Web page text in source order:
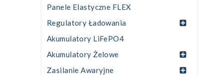
Panele Elastyczne FLEX
Regulatory Ładowania
Akumulatory LiFePO4
Akumulatory Żelowe
Zasilanie Awaryjne